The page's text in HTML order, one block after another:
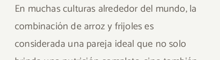
En muchas culturas alrededor del mundo, la
combinación de arroz y frijoles es
considerada una pareja ideal que no solo